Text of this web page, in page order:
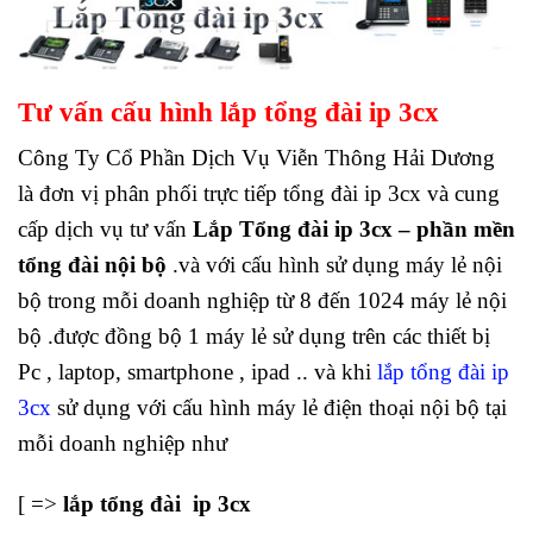
Tư vấn cấu hình lắp tổng đài ip 3cx
Công Ty Cổ Phần Dịch Vụ Viễn Thông Hải Dương
là đơn vị phân phối trực tiếp tổng đài ip 3cx và cung
cấp dịch vụ tư vấn Lắp Tổng đài ip 3cx – phần mền
tổng đài nội bộ .và với cấu hình sử dụng máy lẻ nội
bộ trong mỗi doanh nghiệp từ 8 đến 1024 máy lẻ nội
bộ .được đồng bộ 1 máy lẻ sử dụng trên các thiết bị
Pc , laptop, smartphone , ipad .. và khi lắp tổng đài ip
3cx sử dụng với cấu hình máy lẻ điện thoại nội bộ tại
mỗi doanh nghiệp như
[ => lắp tổng đài ip 3cx